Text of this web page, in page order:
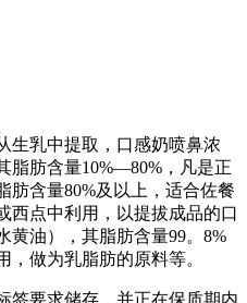
乳中提取，口感奶喷鼻浓
脂肪含量10%—80%，凡是正
肪含量80%及以上，适合佐餐
西点中利用，以提拔成品的口
黄油），其脂肪含量99。8%
，做为乳脂肪的原料等。
要求储存，并正在保质期内